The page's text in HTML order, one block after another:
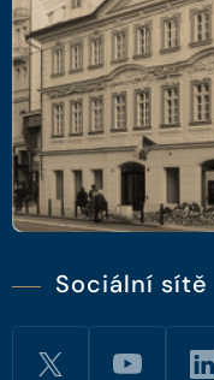
Sociální sítě